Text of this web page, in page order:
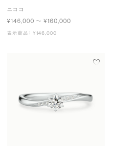
ニココ
¥146,000 〜 ¥160,000
表示商品： ¥146,000